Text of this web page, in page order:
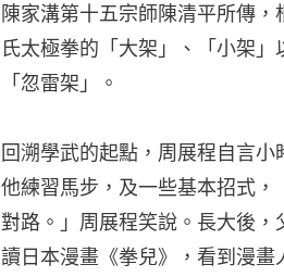
陳家溝第十五宗師陳清平所傳
氏太極拳的「大架」、「小架
「忽雷架」。
回溯學武的起點，周展程自言
他練習馬步，及一些基本招式
對路。」周展程笑說。長大後
讀日本漫畫《拳兒》，看到漫